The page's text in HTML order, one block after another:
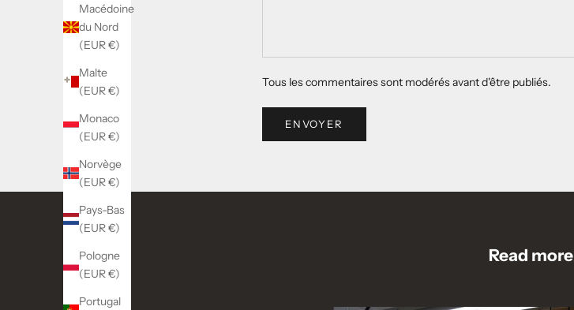
Macédoine
du Nord
(EUR €)
Malte
(EUR €)
Monaco
(EUR €)
Norvège
(EUR €)
Pays-Bas
(EUR €)
Pologne
(EUR €)
Portugal
Tous les commentaires sont modérés avant d'être publiés.
ENVOYER
Read more